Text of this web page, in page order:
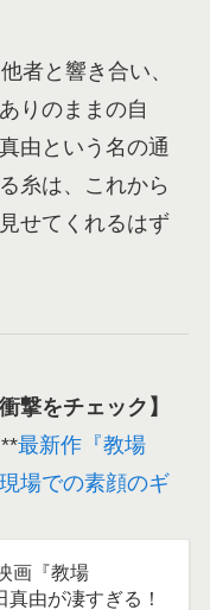
者と響き合い、
りのままの自
由という名の通
糸は、これから
せてくれるはず
撃をチェック】
最新作『教場
場での素顔のギ
画『教場
由が凄すぎる！